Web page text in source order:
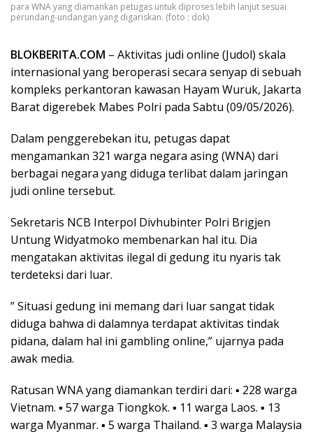
para WNA yang diamankan petugas untuk diproses lebih lanjut sesuai
perundang-undangan yang digariskan. (foto : dok)
BLOKBERITA.COM – Aktivitas judi online (Judol) skala
internasional yang beroperasi secara senyap di sebuah
kompleks perkantoran kawasan Hayam Wuruk, Jakarta
Barat digerebek Mabes Polri pada Sabtu (09/05/2026).
Dalam penggerebekan itu, petugas dapat
mengamankan 321 warga negara asing (WNA) dari
berbagai negara yang diduga terlibat dalam jaringan
judi online tersebut.
Sekretaris NCB Interpol Divhubinter Polri Brigjen
Untung Widyatmoko membenarkan hal itu. Dia
mengatakan aktivitas ilegal di gedung itu nyaris tak
terdeteksi dari luar.
” Situasi gedung ini memang dari luar sangat tidak
diduga bahwa di dalamnya terdapat aktivitas tindak
pidana, dalam hal ini gambling online,” ujarnya pada
awak media.
Ratusan WNA yang diamankan terdiri dari: ▪️ 228 warga
Vietnam. ▪️ 57 warga Tiongkok. ▪️ 11 warga Laos. ▪️ 13
warga Myanmar. ▪️ 5 warga Thailand. ▪️ 3 warga Malaysia